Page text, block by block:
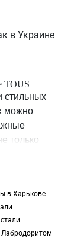
в Украине
TOUS
стильных
можно
только
помимо
функцию
в Харькове